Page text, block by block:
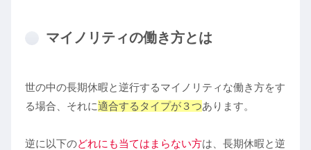
マイノリティの働き方とは
世の中の長期休暇と逆行するマイノリティな働き方をす
る場合、それに適合するタイプが３つあります。
逆に以下のどれにも当てはまらない方は、長期休暇と逆